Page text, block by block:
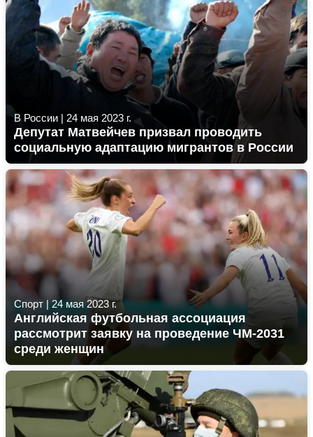
В России | 24 мая 2023 г.
Депутат Матвейчев призвал проводить
социальную адаптацию мигрантов в России
Спорт |24 мая 2023 г.
Английская футбольная ассоциация
рассмотрит заявку на проведение ЧМ-2031
среди женщин